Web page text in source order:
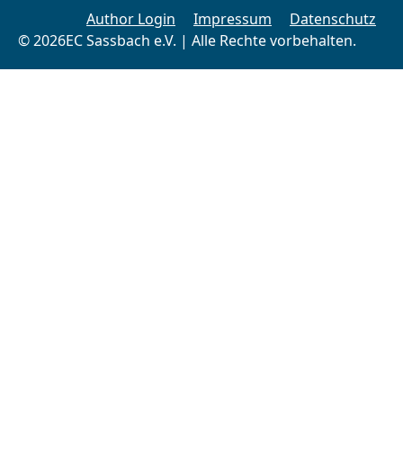
© 2026EC Sassbach e.V. | Alle Rechte vorbehalten.
Author Login Impressum Datenschutz